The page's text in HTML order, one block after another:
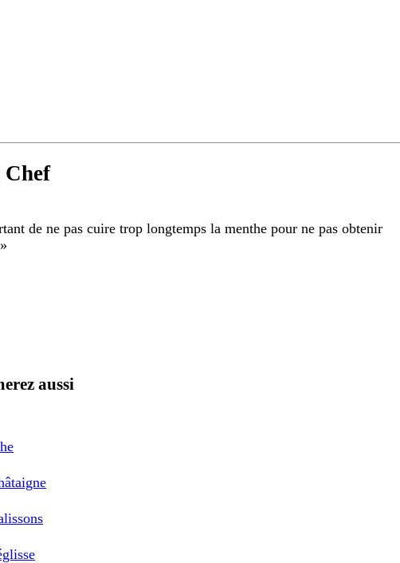
Chef
de ne pas cuire trop longtemps la menthe pour ne pas obtenir
»
aussi